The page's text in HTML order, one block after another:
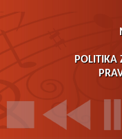
POLITIKA